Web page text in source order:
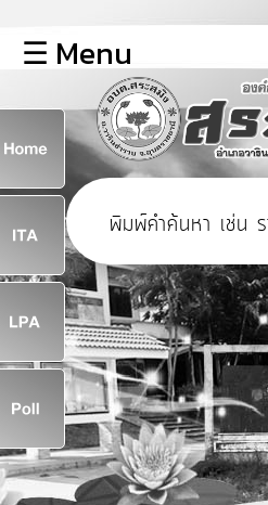
หลัก
ข้อมูล
พื้น
ฐาน
บุคลากร
ข่าว
ประชาสัมพันธ์
การ
เผย
ข้อมูล
สาธารณะ
OIT
☰ Menu